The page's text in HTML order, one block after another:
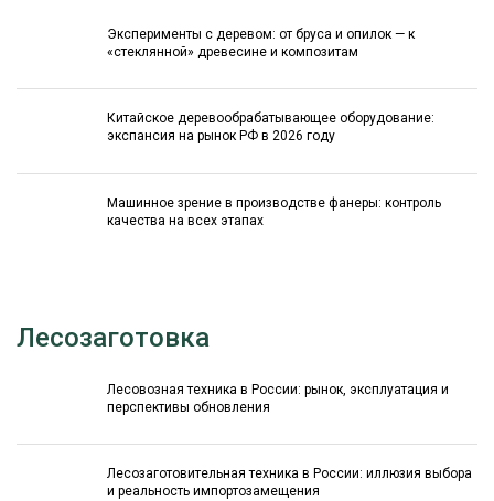
Эксперименты с деревом: от бруса и опилок — к
«стеклянной» древесине и композитам
Китайское деревообрабатывающее оборудование:
экспансия на рынок РФ в 2026 году
Машинное зрение в производстве фанеры: контроль
качества на всех этапах
Лесозаготовка
Лесовозная техника в России: рынок, эксплуатация и
перспективы обновления
Лесозаготовительная техника в России: иллюзия выбора
и реальность импортозамещения